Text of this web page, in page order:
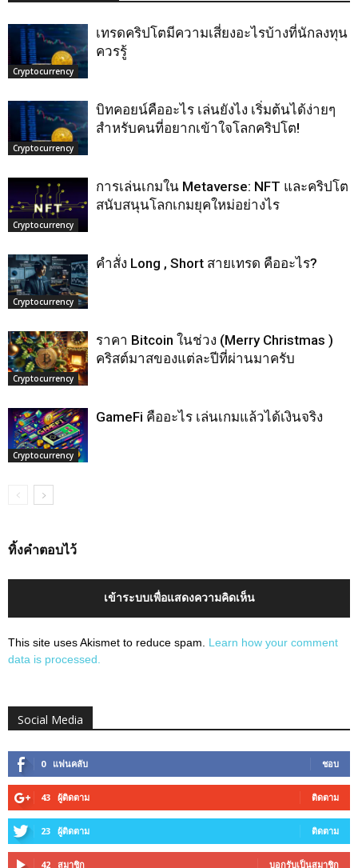
Cryptocurrency
เทรดคริปโตมีความเสี่ยงอะไรบ้างที่นักลงทุน
ควรรู้
Cryptocurrency
บิทคอยน์คืออะไร เล่นยังไง เริ่มต้นได้ง่ายๆ
สำหรับคนที่อยากเข้าใจโลกคริปโต!
Cryptocurrency
การเล่นเกมใน Metaverse: NFT และคริปโต
สนับสนุนโลกเกมยุคใหม่อย่างไร
Cryptocurrency
คำสั่ง Long , Short สายเทรด คืออะไร?
Cryptocurrency
ราคา Bitcoin ในช่วง (Merry Christmas )
คริสต์มาสของแต่ละปีที่ผ่านมาครับ
Cryptocurrency
GameFi คืออะไร เล่นเกมแล้วได้เงินจริง
ทิ้งคำตอบไว้
เข้าระบบเพื่อแสดงความคิดเห็น
This site uses Akismet to reduce spam. Learn how your comment
data is processed.
Social Media
0 แฟนคลับ ชอบ
43 ผู้ติดตาม ติดตาม
23 ผู้ติดตาม ติดตาม
42 สมาชิก บอกรับเป็นสมาชิก